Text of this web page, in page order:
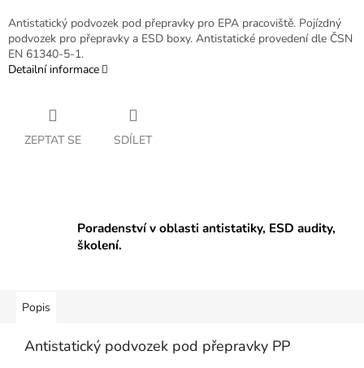
Antistatický podvozek pod přepravky pro EPA pracoviště. Pojízdný
podvozek pro přepravky a ESD boxy. Antistatické provedení dle ČSN
EN 61340-5-1.
Detailní informace
ZEPTAT SE SDÍLET
Poradenství v oblasti antistatiky, ESD audity,
školení.
Popis
Antistatický podvozek pod přepravky PP